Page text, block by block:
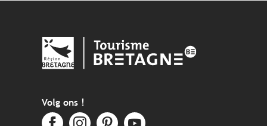
Volg ons !